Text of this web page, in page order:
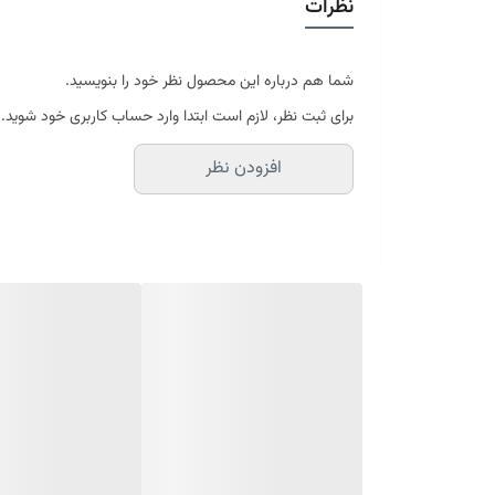
موجود در سایز بندی : 4 ، 6 ، 9 ، 12 متری ( قابل سفارش در ابعاد دلخواه-سایز غیر استاندارد)
ابعاد 6 متری : 200*300 سانتیمتر
ابعاد 9 متری : 250*350 سانتیمتر
ابعاد 12 متری : 300*400 سانتیمتر
ارسال کالای خواب متین تا کمتر از 30 روز کاری آینده
نظرات
شما هم درباره این محصول نظر خود را بنویسید.
برای ثبت نظر، لازم است ابتدا وارد حساب کاربری خود شوید.
افزودن نظر